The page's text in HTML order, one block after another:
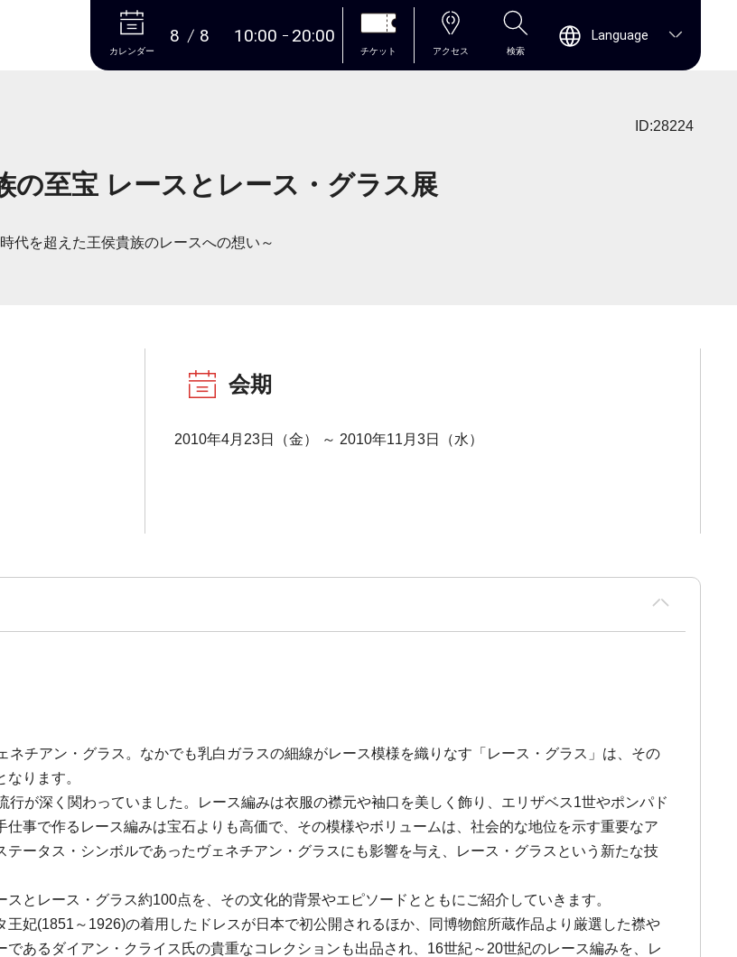
本文へ
カレンダー
8 8 10:00 20:00
チケット アクセス 検索
Language
ID:28224
の至宝 レースとレース・グラス展
代を超えた王侯貴族のレースへの想い～
会期
2010年4月23日（金） ～ 2010年11月3日（水）
チアン・グラス。なかでも乳白ガラスの細線がレース模様を織りなす「レース・グラス」は、その
ります。
が深く関わっていました。レース編みは衣服の襟元や袖口を美しく飾り、エリザベス1世やポンパド
事で作るレース編みは宝石よりも高価で、その模様やボリュームは、社会的な地位を示す重要なア
ータス・シンボルであったヴェネチアン・グラスにも影響を与え、レース・グラスという新たな技
とレース・グラス約100点を、その文化的背景やエピソードとともにご紹介していきます。
妃(1851～1926)の着用したドレスが日本で初公開されるほか、同博物館所蔵作品より厳選した襟や
あるダイアン・クライス氏の貴重なコレクションも出品され、16世紀～20世紀のレース編みを、レ